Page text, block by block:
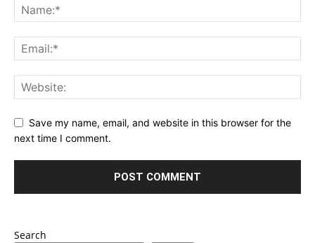
Save my name, email, and website in this browser for the
next time I comment.
Search